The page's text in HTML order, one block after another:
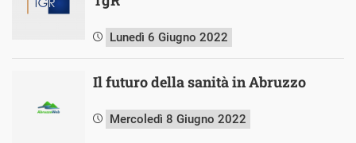
Lunedì 6 Giugno 2022
Il futuro della sanità in Abruzzo
Mercoledì 8 Giugno 2022